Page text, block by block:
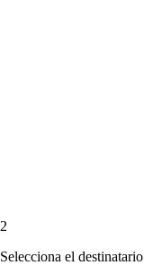
2
Selecciona el destinatario